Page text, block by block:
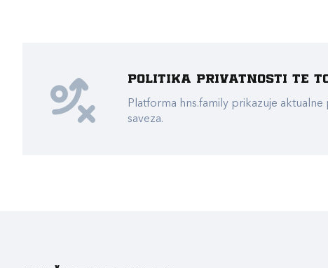
Politika privatnosti te
Platforma hns.family prikazuje
saveza.